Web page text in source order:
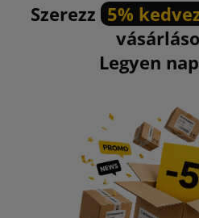
Szerezz 5%
Legyen